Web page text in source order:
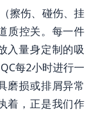
擦伤、碰伤、挂
质控关。每一件
入量身定制的吸
每2小时进行一
磨损或排屑异常
着，正是我们作